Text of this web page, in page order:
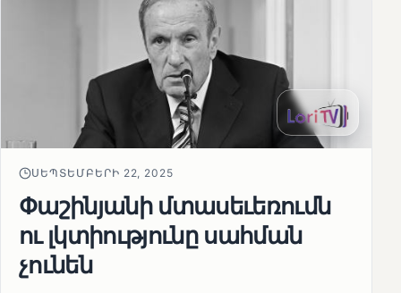
ՍԵՊՏԵՄԲԵՐԻ 22, 2025
Փաշինյանի մտասեւեռումն
ու լկտիությունը սահման
չունեն